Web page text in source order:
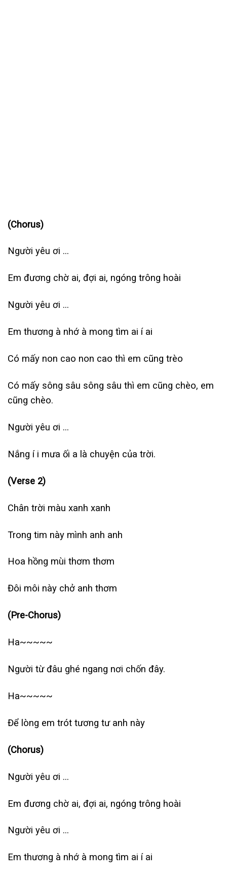
(Chorus)
Người yêu ơi …
Em đương chờ ai, đợi ai, ngóng trông hoài
Người yêu ơi …
Em thương à nhớ à mong tìm ai í ai
Có mấy non cao non cao thì em cũng trèo
Có mấy sông sâu sông sâu thì em cũng chèo, em
cũng chèo.
Người yêu ơi …
Nắng í i mưa ối a là chuyện của trời.
(Verse 2)
Chân trời màu xanh xanh
Trong tim này mình anh anh
Hoa hồng mùi thơm thơm
Đôi môi này chở anh thơm
(Pre-Chorus)
Ha~~~~~
Người từ đâu ghé ngang nơi chốn đây.
Ha~~~~~
Để lòng em trót tương tư anh này
(Chorus)
Người yêu ơi …
Em đương chờ ai, đợi ai, ngóng trông hoài
Người yêu ơi …
Em thương à nhớ à mong tìm ai í ai